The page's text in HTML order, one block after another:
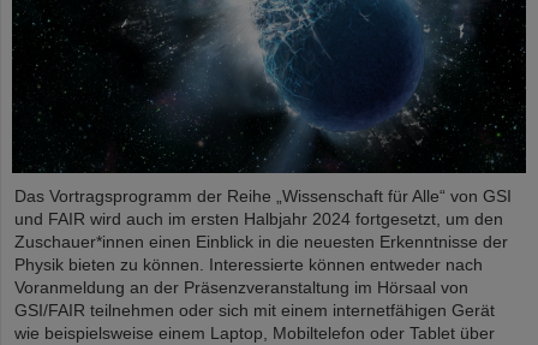
Das Vortragsprogramm der Reihe „Wissenschaft für Alle“ von GSI
und FAIR wird auch im ersten Halbjahr 2024 fortgesetzt, um den
Zuschauer*innen einen Einblick in die neuesten Erkenntnisse der
Physik bieten zu können. Interessierte können entweder nach
Voranmeldung an der Präsenzveranstaltung im Hörsaal von
GSI/FAIR teilnehmen oder sich mit einem internetfähigen Gerät
wie beispielsweise einem Laptop, Mobiltelefon oder Tablet über